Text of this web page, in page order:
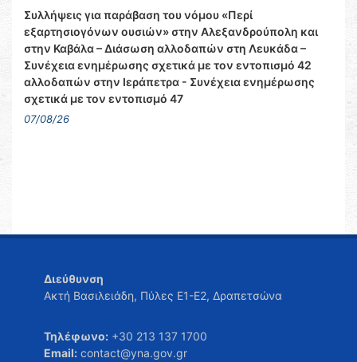
Συλλήψεις για παράβαση του νόμου «Περί
εξαρτησιογόνων ουσιών» στην Αλεξανδρούπολη και
στην Καβάλα – Διάσωση αλλοδαπών στη Λευκάδα –
Συνέχεια ενημέρωσης σχετικά με τον εντοπισμό 42
αλλοδαπών στην Ιεράπετρα - Συνέχεια ενημέρωσης
σχετικά με τον εντοπισμό 47
07/08/26
Διεύθυνση
Ακτή Βασιλειάδη, Πύλες Ε1-Ε2, Δραπετσώνα
Τηλέφωνο: +30 213 137 1700
Email: contact@yna.gov.gr